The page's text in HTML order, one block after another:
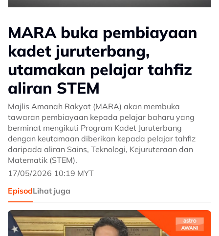
MARA buka pembiayaan
kadet juruterbang,
utamakan pelajar tahfiz
aliran STEM
Majlis Amanah Rakyat (MARA) akan membuka
tawaran pembiayaan kepada pelajar baharu yang
berminat mengikuti Program Kadet Juruterbang
dengan keutamaan diberikan kepada pelajar tahfiz
daripada aliran Sains, Teknologi, Kejuruteraan dan
Matematik (STEM).
17/05/2026 10:19 MYT
EpisodLihat juga